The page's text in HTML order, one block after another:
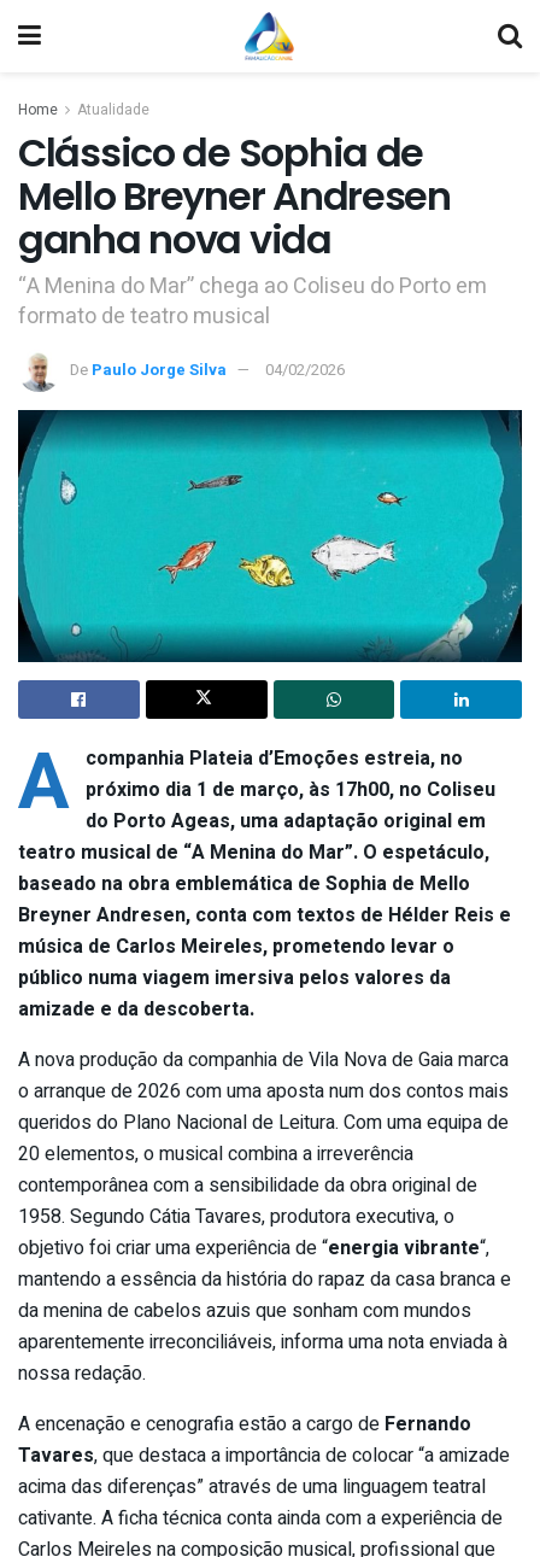
Home Atualidade
Clássico de Sophia de
Mello Breyner Andresen
ganha nova vida
“A Menina do Mar” chega ao Coliseu do Porto em
formato de teatro musical
De Paulo Jorge Silva 04/02/2026
A companhia Plateia d’Emoções estreia, no
próximo dia 1 de março, às 17h00, no Coliseu
do Porto Ageas, uma adaptação original em
teatro musical de “A Menina do Mar”. O espetáculo,
baseado na obra emblemática de Sophia de Mello
Breyner Andresen, conta com textos de Hélder Reis e
música de Carlos Meireles, prometendo levar o
público numa viagem imersiva pelos valores da
amizade e da descoberta.
A nova produção da companhia de Vila Nova de Gaia marca
o arranque de 2026 com uma aposta num dos contos mais
queridos do Plano Nacional de Leitura. Com uma equipa de
20 elementos, o musical combina a irreverência
contemporânea com a sensibilidade da obra original de
1958. Segundo Cátia Tavares, produtora executiva, o
objetivo foi criar uma experiência de “energia vibrante“,
mantendo a essência da história do rapaz da casa branca e
da menina de cabelos azuis que sonham com mundos
aparentemente irreconciliáveis, informa uma nota enviada à
nossa redação.
A encenação e cenografia estão a cargo de Fernando
Tavares, que destaca a importância de colocar “a amizade
acima das diferenças” através de uma linguagem teatral
cativante. A ficha técnica conta ainda com a experiência de
Carlos Meireles na composição musical, profissional que